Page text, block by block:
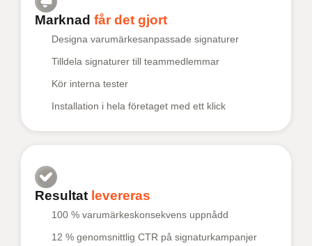
Marknad får det gjort
Designa varumärkesanpassade signaturer
Tilldela signaturer till teammedlemmar
Kör interna tester
Installation i hela företaget med ett klick
Resultat levereras
100 % varumärkeskonsekvens uppnådd
12 % genomsnittlig CTR på signaturkampanjer